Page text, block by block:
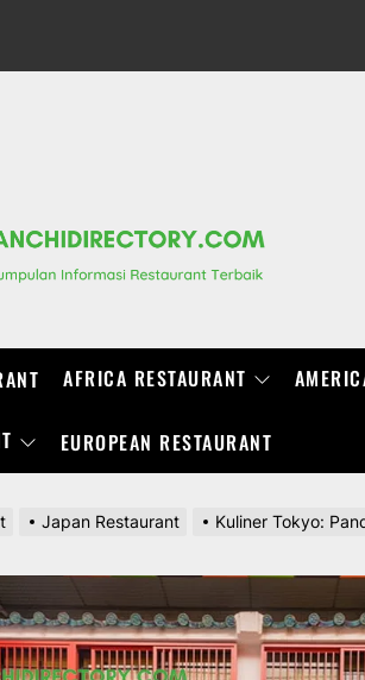
AFRICA RESTAURANT
EUROPEAN RESTAURANT
Japan Restaurant Kuliner Tokyo: